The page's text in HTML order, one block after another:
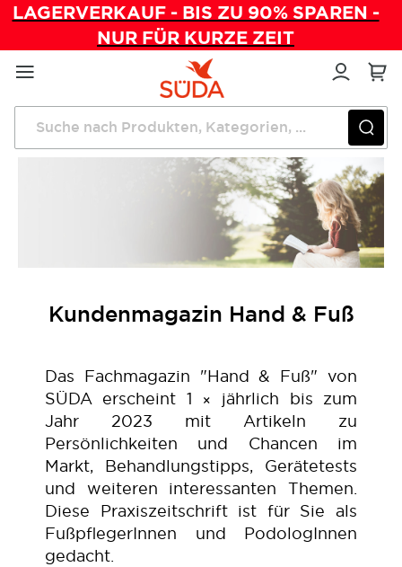
LAGERVERKAUF - BIS ZU 90% SPAREN -
NUR FÜR KURZE ZEIT
Direkt
zum
Inhalt
Startseite Kundenmagazin
Kundenmagazin Hand & Fuß
Das Fachmagazin "Hand & Fuß" von
SÜDA erscheint 1 × jährlich bis zum
Jahr 2023 mit Artikeln zu
Persönlichkeiten und Chancen im
Markt, Behandlungstipps, Gerätetests
und weiteren interessanten Themen.
Diese Praxiszeitschrift ist für Sie als
FußpflegerInnen und PodologInnen
gedacht.